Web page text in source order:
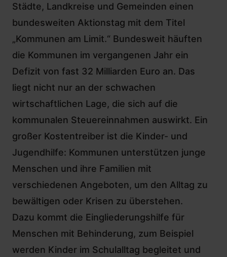
Städte, Landkreise und Gemeinden einen
bundesweiten Aktionstag mit dem Titel
„Kommunen am Limit.“ Bundesweit häuften
die Kommunen im vergangenen Jahr ein
Defizit von fast 32 Milliarden Euro an. Das
liegt nicht nur an der schwachen
wirtschaftlichen Lage, die sich auf die
kommunalen Steuereinnahmen auswirkt. Ein
großer Kostentreiber ist die Kinder- und
Jugendhilfe: Kommunen unterstützen junge
Menschen und ihre Familien mit
verschiedenen Angeboten, um den Alltag zu
bewältigen oder Krisen zu überstehen.
Dazu kommt die Eingliederungshilfe für
Menschen mit Behinderung, zum Beispiel
werden Kinder im Schulalltag begleitet und